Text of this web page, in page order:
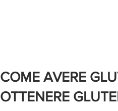
COME AVERE
OTTENERE